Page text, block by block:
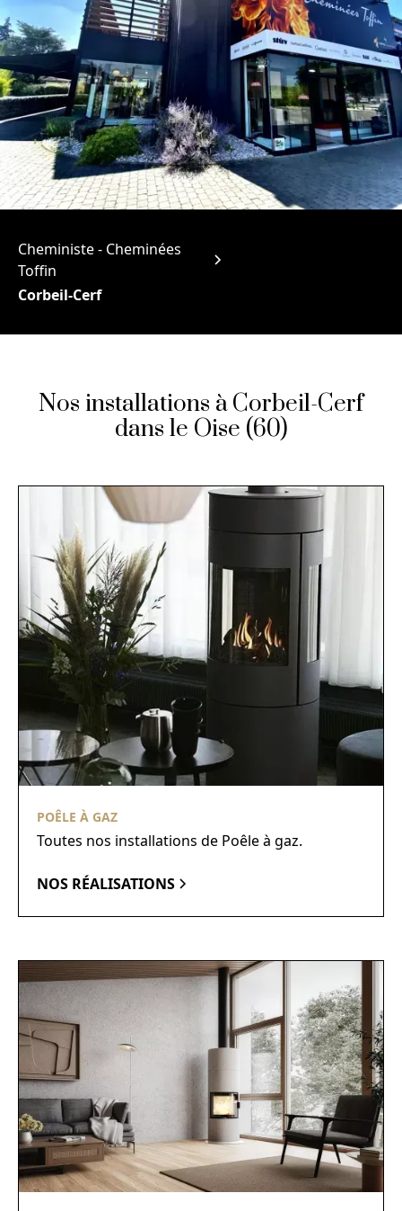
Cheministe - Cheminées
Toffin
Corbeil-Cerf
Nos installations à Corbeil-Cerf
dans le Oise (60)
POÊLE À GAZ
Toutes nos installations de Poêle à gaz.
NOS RÉALISATIONS